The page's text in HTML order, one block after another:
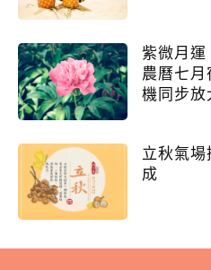
紫微月運
農曆七
機同步放
立秋氣
成